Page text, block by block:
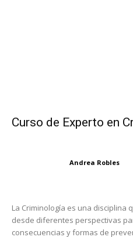
Curso de Experto en
Andrea Robles
La Criminología es una disciplina
desde diferentes perspectivas
consecuencias y formas de